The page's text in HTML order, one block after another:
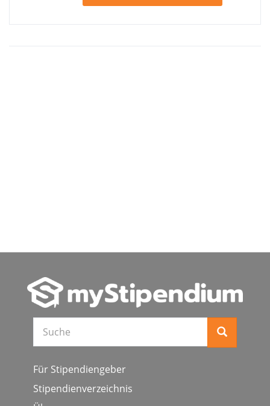
Suche
Für Stipendiengeber
Stipendienverzeichnis